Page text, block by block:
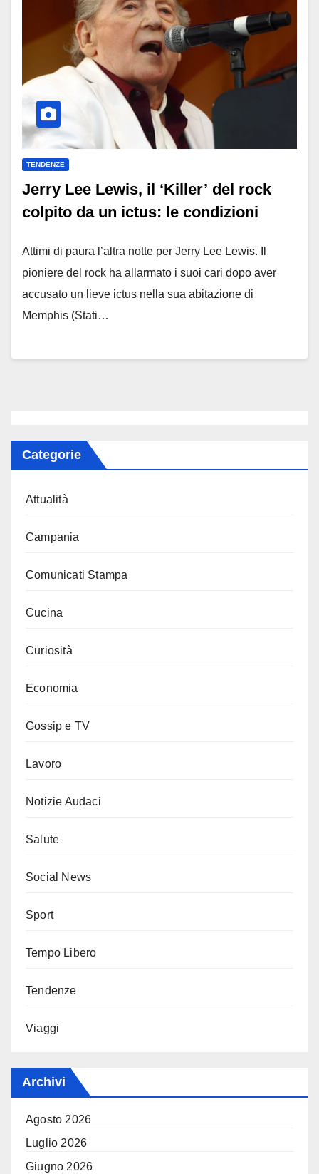
TENDENZE
Jerry Lee Lewis, il ‘Killer’ del rock
colpito da un ictus: le condizioni
Attimi di paura l’altra notte per Jerry Lee Lewis. Il
pioniere del rock ha allarmato i suoi cari dopo aver
accusato un lieve ictus nella sua abitazione di
Memphis (Stati…
Categorie
Attualità
Campania
Comunicati Stampa
Cucina
Curiosità
Economia
Gossip e TV
Lavoro
Notizie Audaci
Salute
Social News
Sport
Tempo Libero
Tendenze
Viaggi
Archivi
Agosto 2026
Luglio 2026
Giugno 2026